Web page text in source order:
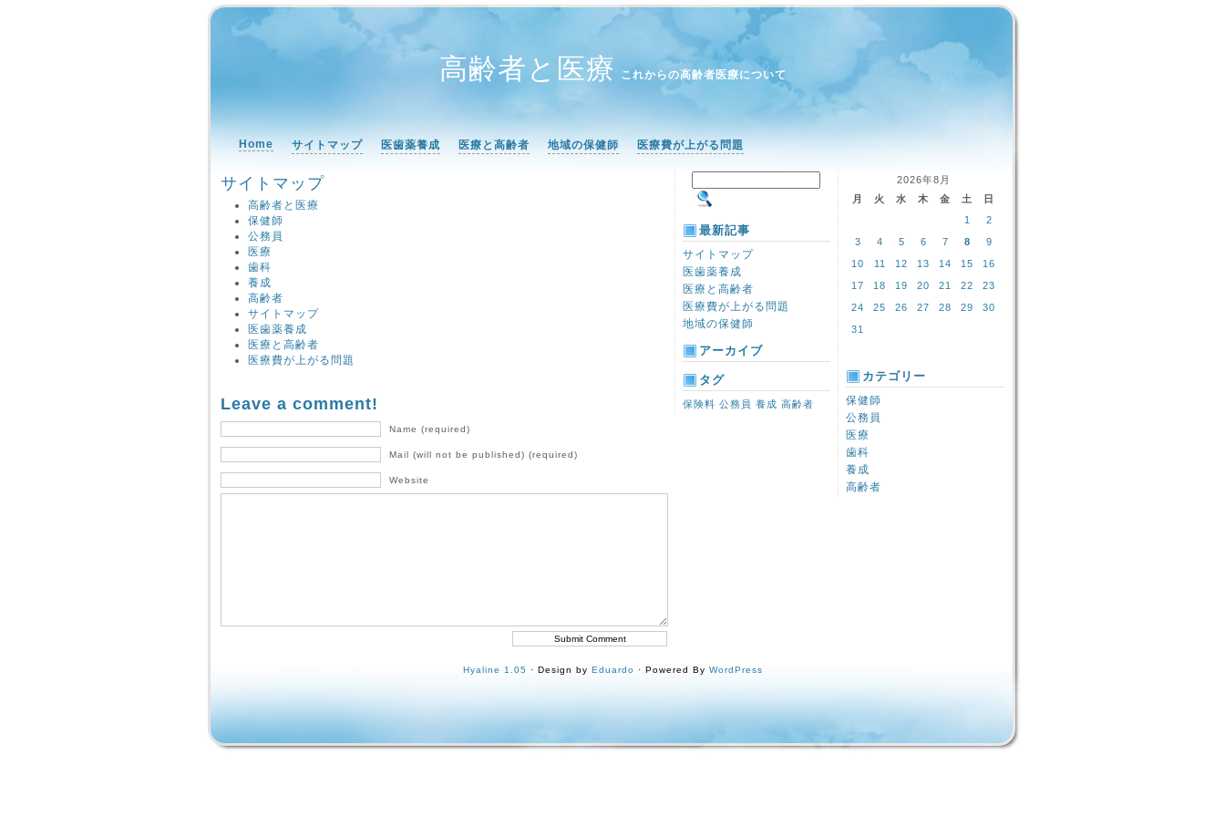
高齢者と医療 これからの高齢者医療について
Home サイトマップ 医歯薬養成 医療と高齢者 地域の保健師 医療費が上がる問題
サイトマップ
高齢者と医療
保健師
公務員
医療
歯科
養成
高齢者
サイトマップ
医歯薬養成
医療と高齢者
医療費が上がる問題
Leave a comment!
Name (required)
Mail (will not be published) (required)
Website
最新記事
サイトマップ
医歯薬養成
医療と高齢者
医療費が上がる問題
地域の保健師
アーカイブ
タグ
保険料 公務員 養成 高齢者
2026年8月
月
火 水 木 金 土
日
1
2
3
4 5 6 7 8
9
10
11 12 13 14 15
16
17
18 19 20 21 22
23
24
25 26 27 28 29
30
31
カテゴリー
保健師
公務員
医療
歯科
養成
高齢者
Hyaline 1.05 · Design by Eduardo · Powered By WordPress